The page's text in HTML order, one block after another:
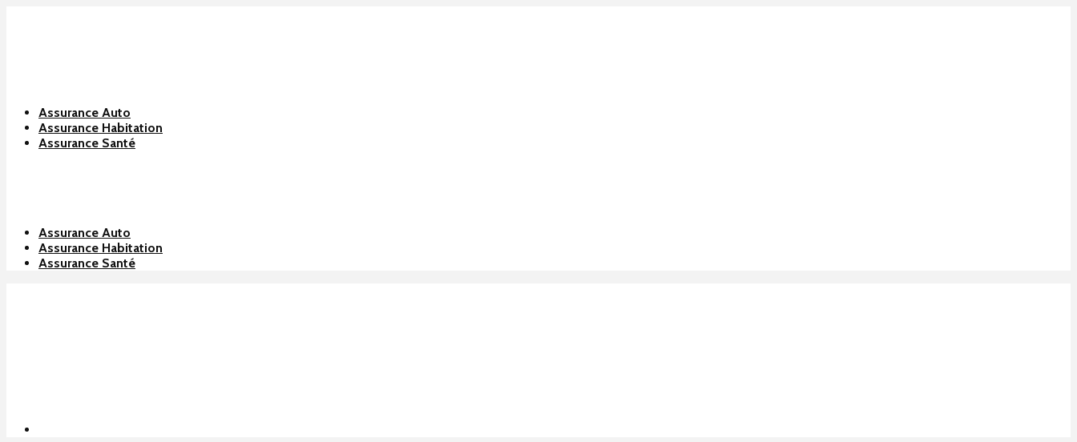
Assurance Auto
Assurance Habitation
Assurance Santé
Assurance Auto
Assurance Habitation
Assurance Santé